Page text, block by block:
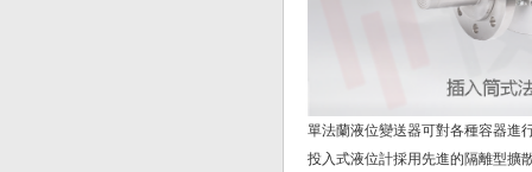
單法蘭液位變送器可對各種容器進
投入式液位計採用先進的隔離型擴